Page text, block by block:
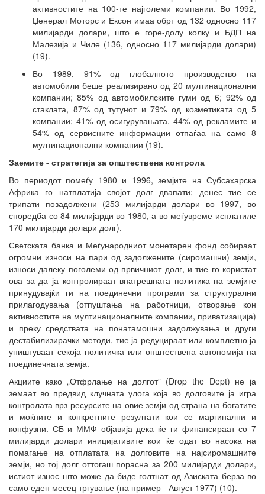
активностите на 100-те најголеми компании. Во 1992,
Џенерал Моторс и Ексон имаа обрт од 132 односно 117
милијарди долари, што е горе-долу колку и БДП на
Малезија и Чиле (136, односно 117 милијарди долари)
(19).
Во 1989, 91% од глобалното производство на
автомобили беше реализирано од 20 мултинационални
компании; 85% од автомобилските гуми од 6; 92% од
стаклата, 87% од тутунот и 79% од козметиката од 5
компании; 41% од осигурувањата, 44% од рекламите и
54% од сервисните информации отпаѓаа на само 8
мултинационални компании (19).
Заемите - стратегија за општествена контрола
Во периодот помеѓу 1980 и 1996, земјите на Субсахарска
Африка го натплатија својот долг двапати; денес тие се
трипати позадолжени (253 милијарди долари во 1997, во
споредба со 84 милијарди во 1980, а во меѓувреме исплатиле
170 милијарди долари долг).
Светската банка и Меѓународниот монетарен фонд собираат
огромни износи на пари од задолжените (сиромашни) земји,
износи далеку поголеми од првичниот долг, и тие го користат
ова за да ја контролираат внатрешната политика на земјите
принудувајќи ги на поединечни програми за структурални
прилагодувања (отпуштања на работници, отворање кон
активностите на мултинационалните компании, приватизација)
и преку средствата на понатамошни задолжувања и други
дестабилизирачки методи, тие ја редуцираат или комплетно ја
уништуваат секоја политичка или општествена автономија на
поединечната земја.
Акциите како „Отфрлање на долгот” (Drop the Dept) не ја
земаат во предвид клучната улога која во долговите ја игра
контролата врз ресурсите на овие земји од страна на богатите
и моќните и конкретните резултати кои се маргинални и
конфузни. СБ и ММФ објавија дека ќе ги финансираат со 7
милијарди долари иницијативите кои ќе одат во насока на
помагање на отплатата на долговите на најсиромашните
земји, но тој долг оттогаш порасна за 200 милијарди долари,
истиот износ што може да биде голтнат од Азиската берза во
само еден месец тргување (на пример - Август 1977) (10).